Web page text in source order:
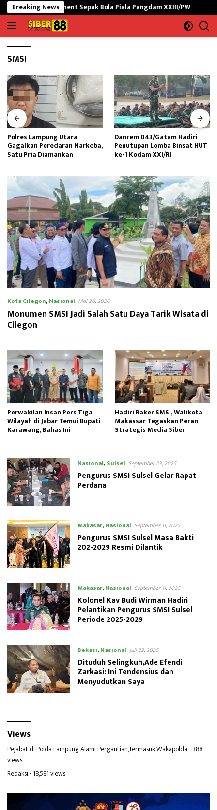
Langsung
ke
konten
Breaking News
Turnament Sepak Bola Piala Pangdam XXIII/PW Polres
SMSI
Polres Lampung Utara
Gagalkan Peredaran Narkoba,
Satu Pria Diamankan
Danrem 043/Gatam Hadiri
Penutupan Lomba Binsat HUT
ke-1 Kodam XXI/RI
Kota Cilegon,Nasional Mei 30, 2026
Monumen SMSI Jadi Salah Satu Daya Tarik Wisata di
Cilegon
Perwakilan Insan Pers Tiga
Wilayah di Jabar Temui Bupati
Karawang, Bahas Ini
Hadiri Raker SMSI, Walikota
Makassar Tegaskan Peran
Strategis Media Siber
Nasional,Sulsel September 23, 2025
Pengurus SMSI Sulsel Gelar Rapat
Perdana
Makasar,Nasional September 11, 2025
Pengurus SMSI Sulsel Masa Bakti
202-2029 Resmi Dilantik
Makasar,Nasional September 11, 2025
Kolonel Kav Budi Wirman Hadiri
Pelantikan Pengurus SMSI Sulsel
Periode 2025-2029
Bekasi,Nasional Juli 23, 2025
Dituduh Selingkuh,Ade Efendi
Zarkasi: Ini Tendensius dan
Menyudutkan Saya
Views
Pejabat di Polda Lampung Alami Pergantian,Termasuk Wakapolda- 388
views
Redaksi- 18,581 views